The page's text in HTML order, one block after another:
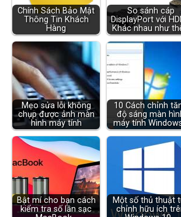
Chính Sách Bảo Mật
Thông Tin Khách
Hàng
So sánh cáp
DisplayPort với
Khác nhau như
Mẹo sửa lỗi không
chụp được ảnh màn
hình máy tính
10 Cách chỉnh
độ sáng màn
máy tính
Bật mí cho bạn cách
kiểm tra số lần sạc
Một số thủ thuật
chỉnh hữu ích